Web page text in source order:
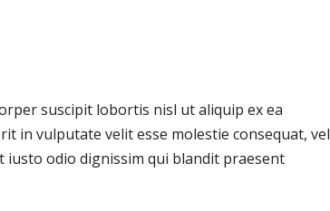
suscipit lobortis nisl ut aliquip ex ea
in vulputate velit esse molestie consequat, vel
iusto odio dignissim qui blandit praesent